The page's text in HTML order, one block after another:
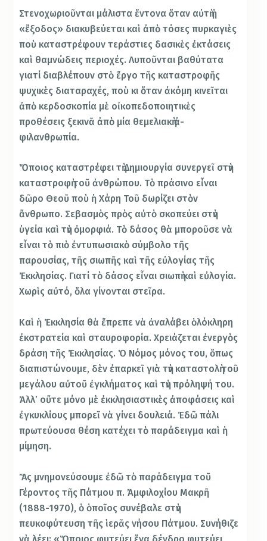
Στενοχωριοῦνται μάλιστα ἔντονα ὅταν αὐτὴ ἡ
«ἔξοδος» διακυβεύεται καὶ ἀπὸ τόσες πυρκαγιὲς
ποὺ καταστρέφουν τεράστιες δασικὲς ἐκτάσεις
καὶ θαμνώδεις περιοχές. Λυποῦνται βαθύτατα
γιατί διαβλέπουν στὸ ἔργο τῆς καταστροφῆς
ψυχικὲς διαταραχές, ποὺ κι ὅταν ἀκόμη κινεῖται
ἀπὸ κερδοσκοπία μὲ οἰκοπεδοποιητικὲς
προθέσεις ξεκινᾶ ἀπὸ μία θεμελιακὴ ἀ-
φιλανθρωπία.
Ὅποιος καταστρέφει τὴ Δημιουργία συνεργεῖ στὴν
καταστροφὴ τοῦ ἀνθρώπου. Τὸ πράσινο εἶναι
δῶρο Θεοῦ ποὺ ἡ Χάρη Τοῦ δωρίζει στὸν
ἄνθρωπο. Σεβασμὸς πρὸς αὐτὸ σκοπεύει στὴν
ὑγεία καὶ τὴν ὀμορφιά. Τὸ δάσος θὰ μποροῦσε νὰ
εἶναι τὸ πιὸ ἐντυπωσιακὸ σύμβολο τῆς
παρουσίας, τῆς σιωπῆς καὶ τῆς εὐλογίας τῆς
Ἐκκλησίας. Γιατί τὸ δάσος εἶναι σιωπὴ καὶ εὐλογία.
Χωρὶς αὐτό, ὅλα γίνονται στεῖρα.
Καὶ ἡ Ἐκκλησία θὰ ἔπρεπε νὰ ἀναλάβει ὁλόκληρη
ἐκστρατεία καὶ σταυροφορία. Χρειάζεται ἐνεργὸς
δράση τῆς Ἐκκλησίας. Ὁ Νόμος μόνος του, ὅπως
διαπιστώνουμε, δὲν ἐπαρκεῖ γιὰ τὴν καταστολὴ τοῦ
μεγάλου αὐτοῦ ἐγκλήματος καὶ τὴν πρόληψή του.
Ἀλλ’ οὔτε μόνο μὲ ἐκκλησιαστικὲς ἀποφάσεις καὶ
ἐγκυκλίους μπορεῖ νὰ γίνει δουλειά. Ἐδῶ πάλι
πρωτεύουσα θέση κατέχει τὸ παράδειγμα καὶ ἡ
μίμηση.
Ἂς μνημονεύσουμε ἐδῶ τὸ παράδειγμα τοῦ
Γέροντος τῆς Πάτμου π. Ἀμφιλοχίου Μακρῆ
(1888-1970), ὁ ὁποῖος συνέβαλε στὴν
πευκοφύτευση τῆς ἱερᾶς νήσου Πάτμου. Συνήθιζε
νὰ λέει: «Ὅποιος φυτεύει ἕνα δένδρο φυτεύει